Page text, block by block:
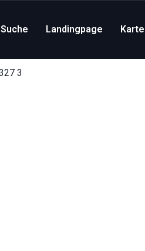
Suche Landingpage